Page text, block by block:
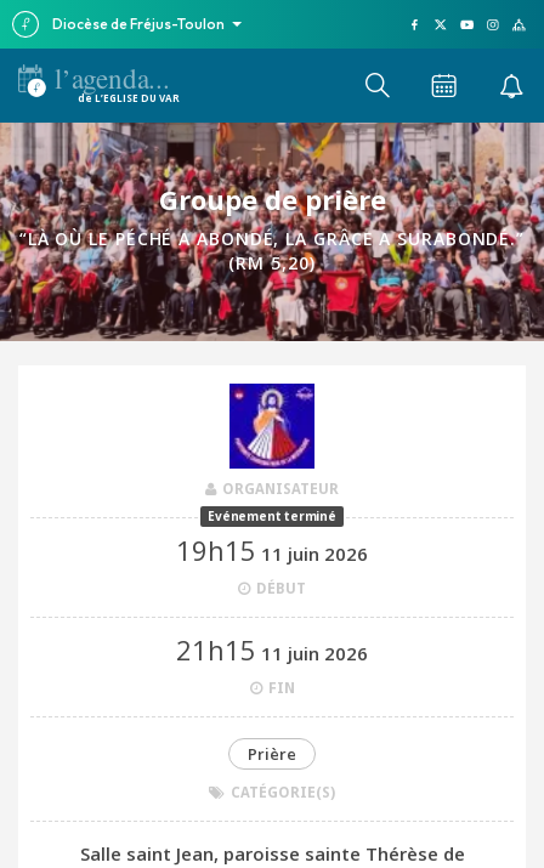
Diocèse de Fréjus-Toulon
l’agenda...
de L’EGLISE DU VAR
Groupe de prière
“LÀ OÙ LE PÉCHÉ A ABONDÉ, LA GRÂCE A SURABONDÉ.”
(RM 5,20)
ORGANISATEUR
19h15 11 juin 2026
DÉBUT
21h15 11 juin 2026
FIN
Prière
CATÉGORIE(S)
Salle saint Jean, paroisse sainte Thérèse de